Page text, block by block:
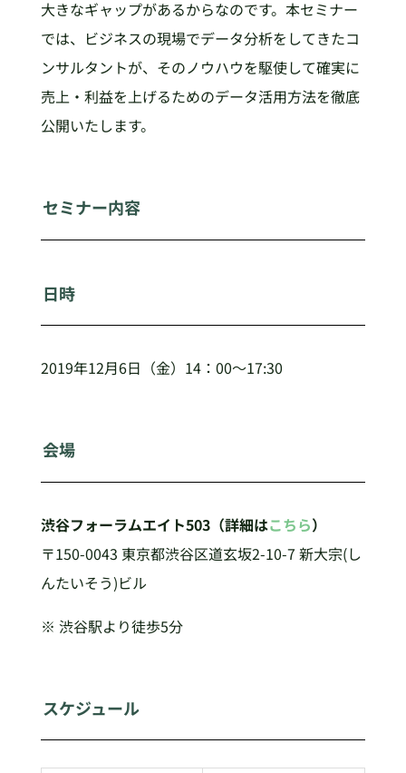
大きなギャップがあるからなのです。本セミナー
では、ビジネスの現場でデータ分析をしてきたコ
ンサルタントが、そのノウハウを駆使して確実に
売上・利益を上げるためのデータ活用方法を徹底
公開いたします。
セミナー内容
日時
2019年12月6日（金）14：00～17:30
会場
渋谷フォーラムエイト503（詳細はこちら）
〒150-0043 東京都渋谷区道玄坂2-10-7 新大宗(し
んたいそう)ビル
※ 渋谷駅より徒歩5分
スケジュール